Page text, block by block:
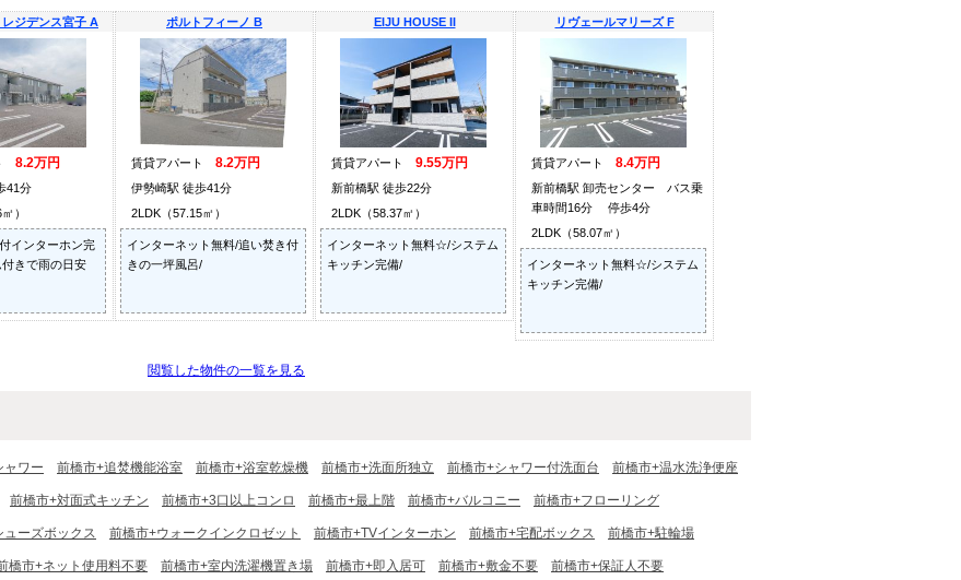
ジデンス宮子 A
8.2万円
41分
）
インターホン完
きで雨の日安
ポルトフィーノ B
賃貸アパート 8.2万円
伊勢崎駅 徒歩41分
2LDK（57.15㎡）
インターネット無料/追い焚き付
きの一坪風呂/
EIJU HOUSE II
賃貸アパート 9.55万円
新前橋駅 徒歩22分
2LDK（58.37㎡）
インターネット無料☆/システム
キッチン完備/
リヴェールマリーズ F
賃貸アパート 8.4万円
新前橋駅 卸売センター バス乗
車時間16分 停歩4分
2LDK（58.07㎡）
インターネット無料☆/システム
キッチン完備/
閲覧した物件の一覧を見る
ャワー 前橋市+追焚機能浴室 前橋市+浴室乾燥機 前橋市+洗面所独立 前橋市+シャワー付洗面台 前橋市+温水洗浄便座
前橋市+対面式キッチン 前橋市+3口以上コンロ 前橋市+最上階 前橋市+バルコニー 前橋市+フローリング
ューズボックス 前橋市+ウォークインクロゼット 前橋市+TVインターホン 前橋市+宅配ボックス 前橋市+駐輪場
橋市+ネット使用料不要 前橋市+室内洗濯機置き場 前橋市+即入居可 前橋市+敷金不要 前橋市+保証人不要